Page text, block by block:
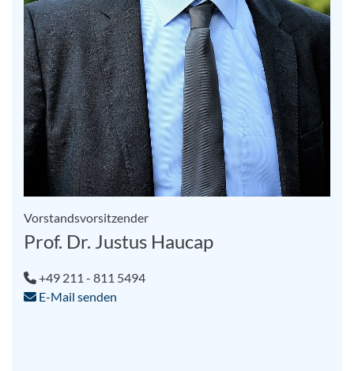
Vorstandsvorsitzender
Prof. Dr. Justus Haucap
+49 211 - 811 5494
E-Mail senden